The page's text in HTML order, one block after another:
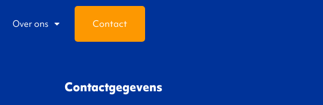
Over ons Contact
Contactgegevens